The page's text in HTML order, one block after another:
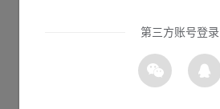
第三方账号登录